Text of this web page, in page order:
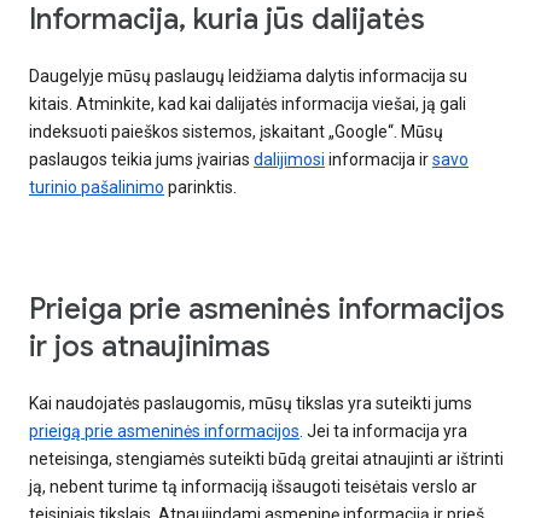
Informacija, kuria jūs dalijatės
Daugelyje mūsų paslaugų leidžiama dalytis informacija su
kitais. Atminkite, kad kai dalijatės informacija viešai, ją gali
indeksuoti paieškos sistemos, įskaitant „Google“. Mūsų
paslaugos teikia jums įvairias dalijimosi informacija irsavo
turinio pašalinimo parinktis.
Prieiga prie asmeninės informacijos
ir jos atnaujinimas
Kai naudojatės paslaugomis, mūsų tikslas yra suteikti jums
prieigą prie asmeninės informacijos. Jei ta informacija yra
neteisinga, stengiamės suteikti būdą greitai atnaujinti ar ištrinti
ją, nebent turime tą informaciją išsaugoti teisėtais verslo ar